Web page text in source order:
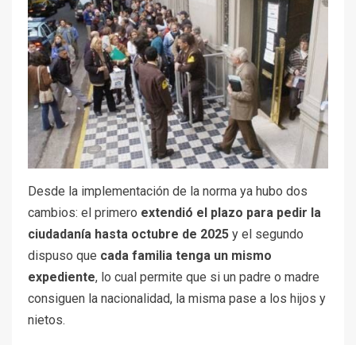
Desde la implementación de la norma ya hubo dos
cambios: el primero extendió el plazo para pedir la
ciudadanía hasta octubre de 2025 y el segundo
dispuso que cada familia tenga un mismo
expediente, lo cual permite que si un padre o madre
consiguen la nacionalidad, la misma pase a los hijos y
nietos.